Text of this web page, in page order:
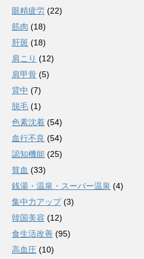
眼精疲労 (22)
筋肉 (18)
肝斑 (18)
肩こり (12)
肩甲骨 (5)
背中 (7)
脱毛 (1)
色素沈着 (54)
血行不良 (54)
認知機能 (25)
貧血 (33)
銭湯・温泉・スーパー温泉 (4)
集中力アップ(3)
韓国美容 (12)
食生活改善 (95)
高血圧 (10)